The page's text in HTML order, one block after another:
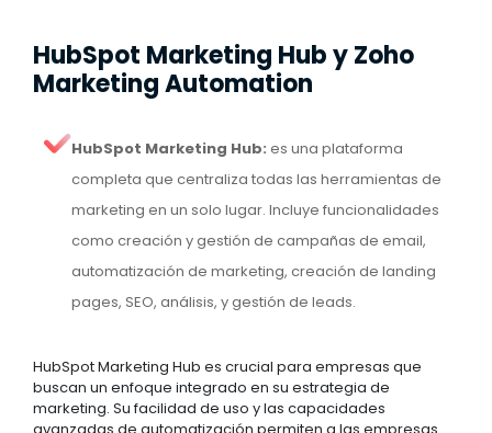
HubSpot Marketing Hub y Zoho
Marketing Automation
HubSpot Marketing Hub: es una plataforma
completa que centraliza todas las herramientas de
marketing en un solo lugar. Incluye funcionalidades
como creación y gestión de campañas de email,
automatización de marketing, creación de landing
pages, SEO, análisis, y gestión de leads.
HubSpot Marketing Hub es crucial para empresas que
buscan un enfoque integrado en su estrategia de
marketing. Su facilidad de uso y las capacidades